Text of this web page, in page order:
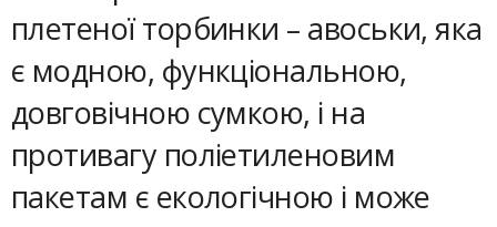
плетеної торбинки – авоськи, яка
є модною, функціональною,
довговічною сумкою, і на
противагу поліетиленовим
пакетам є екологічною і може